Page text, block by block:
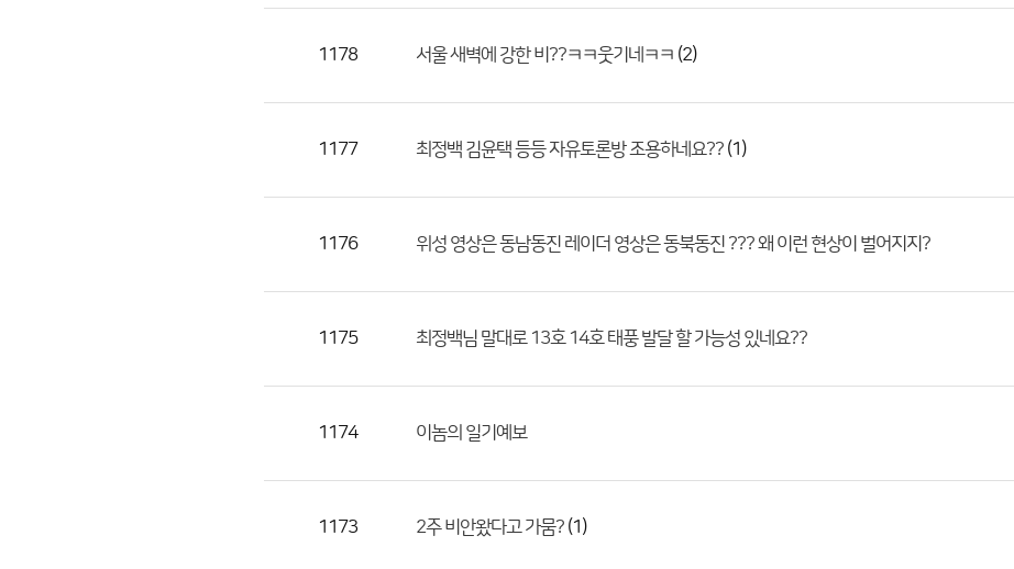
다.
1178 서울 새벽에 강한 비??ㅋㅋ웃기네ㅋㅋ (2)
1177 최정백 김윤택 등등 자유토론방 조용하네요?? (1)
1176 위성 영상은 동남동진 레이더 영상은 동북동진 ??? 왜 이런 현상이 벌어지지?
1175 최정백님 말대로 13호 14호 태풍 발달 할 가능성 있네요??
1174 이놈의 일기예보
1173 2주 비안왔다고 가뭄? (1)